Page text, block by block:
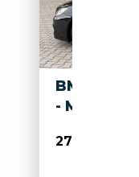
BMW 640
- M-PAKET
27 500€